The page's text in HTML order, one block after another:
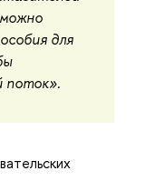
для
поток».